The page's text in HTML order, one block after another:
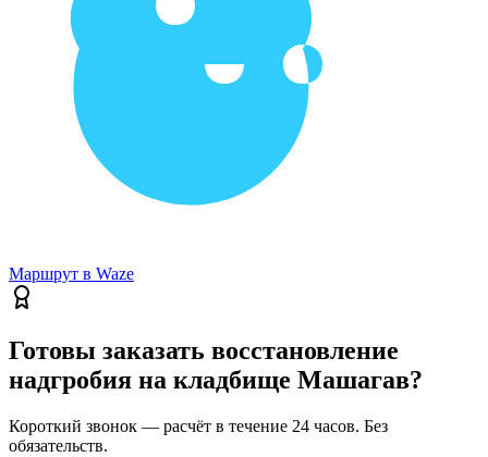
Маршрут в Waze
Готовы заказать восстановление
надгробия на кладбище Машагав?
Короткий звонок — расчёт в течение 24 часов. Без
обязательств.